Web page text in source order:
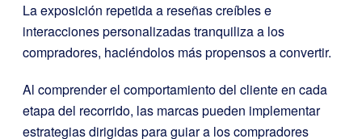
La exposición repetida a reseñas creíbles e
interacciones personalizadas tranquiliza a los
compradores, haciéndolos más propensos a convertir.
Al comprender el comportamiento del cliente en cada
etapa del recorrido, las marcas pueden implementar
estrategias dirigidas para guiar a los compradores